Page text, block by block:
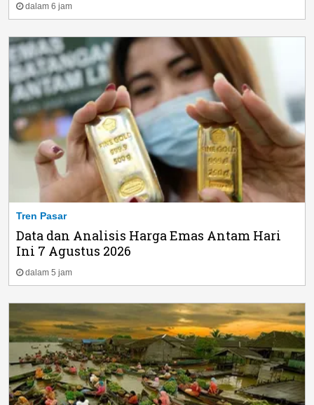
dalam 6 jam
Tren Pasar
Data dan Analisis Harga Emas Antam Hari
Ini 7 Agustus 2026
dalam 5 jam